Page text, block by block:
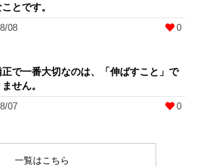
とです。
08
0
で一番大切なのは、「伸ばすこと」で
せん。
07
0
一覧はこちら